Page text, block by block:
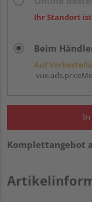
Ihr Standort
Beim
Auf
Komplettangebot